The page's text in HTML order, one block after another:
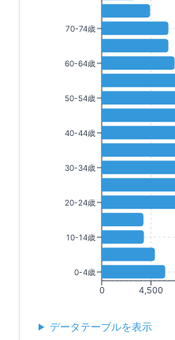
0 4,500
70-74歳
60-64歳
50-54歳
40-44歳
30-34歳
20-24歳
10-14歳
0-4歳
データテーブルを表示